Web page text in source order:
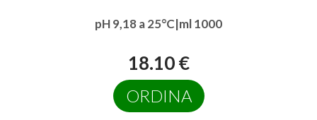
pH 9,18 a 25°C|ml 1000
18.10 €
ORDINA